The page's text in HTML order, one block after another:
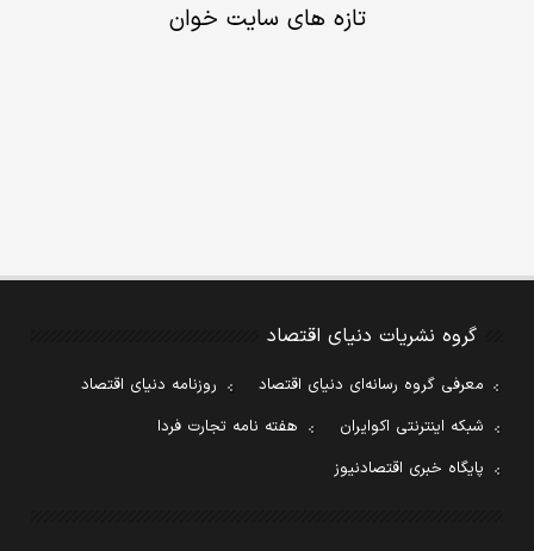
تازه های سایت خوان
گروه نشریات دنیای اقتصاد
معرفی گروه رسانه‌ای دنیای اقتصاد
روزنامه دنیای اقتصاد
شبکه اینترنتی اکوایران
هفته نامه تجارت فردا
پایگاه خبری اقتصادنیوز